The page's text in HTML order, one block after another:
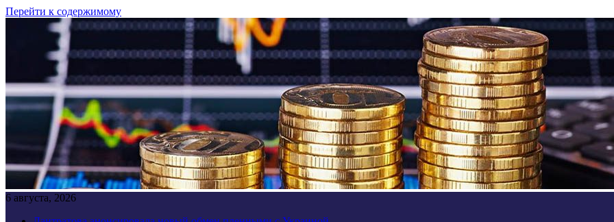
Перейти к содержимому
6 августа, 2026